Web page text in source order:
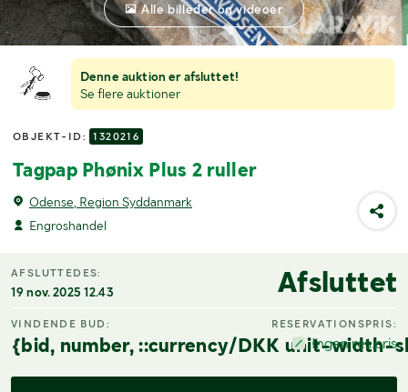
Denne auktion er afsluttet!
Se flere auktioner
OBJEKT-ID: 1320216
Tagpap Phønix Plus 2 ruller
Odense, Region Syddanmark
Engroshandel
Alle billeder og videoer
AFSLUTTEDES:
19 nov. 2025 12.43 Afsluttet
VINDENDE BUD:
{bid, number, ::currency/DKK unit-width-
RESERVATIONSPRIS:
Ingen res.pris